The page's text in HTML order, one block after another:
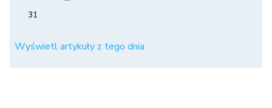
31
Wyświetl artykuły z tego dnia